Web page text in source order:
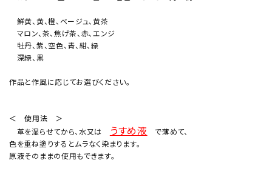
鮮黄、黄、橙、ベージュ、黄茶
マロン、茶、焦げ茶、赤、エンジ
牡丹、紫、空色、青、紺、緑
深緑、黒
作品と作風に応じてお選びください。
＜ 使用法 ＞
革を湿らせてから、水又は
うすめ液 で薄めて、
色を重ね塗りするとムラなく染まります。
原液そのままの使用もできます。